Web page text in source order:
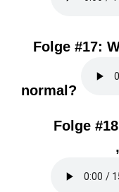
Folge #17:
normal?
Folge